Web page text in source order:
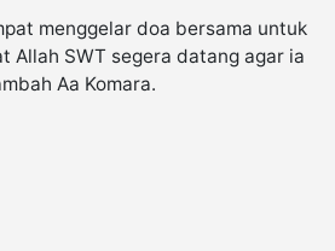
menggelar doa bersama untuk
Allah SWT segera datang agar ia
Aa Komara.